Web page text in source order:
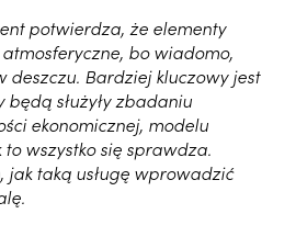
potwierdza, że elementy
bo wiadomo,
Bardziej kluczowy jest
będą służyły zbadaniu
ekonomicznej, modelu
wszystko się sprawdza.
jak taką usługę wprowadzić